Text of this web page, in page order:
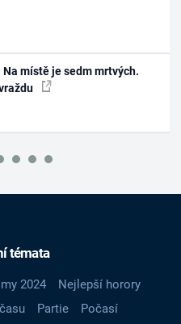
místě je sedm mrtvých.
témata
2024
Nejlepší horory
Partie
Počasí